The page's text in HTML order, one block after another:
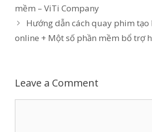
mềm – ViTi Company
Hướng dẫn cách quay phim
online + Một số phần mềm bổ trợ
Leave a Comment